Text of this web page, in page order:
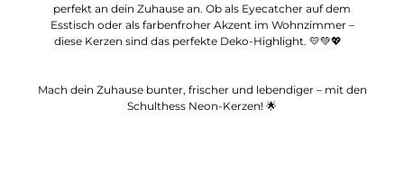
perfekt an dein Zuhause an. Ob als Eyecatcher auf dem
Esstisch oder als farbenfroher Akzent im Wohnzimmer –
diese Kerzen sind das perfekte Deko-Highlight. 💛💚💖
Mach dein Zuhause bunter, frischer und lebendiger – mit den
Schulthess Neon-Kerzen! 🌟